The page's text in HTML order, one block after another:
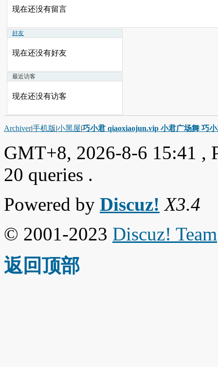
现在还没有留言
好友
现在还没有好友
最近访客
现在还没有访客
Archiver|手机版|小黑屋|巧小君 qiaoxiaojun.vip 小君广场舞 巧
GMT+8, 2026-8-6 15:41 ,
20 queries .
Powered by Discuz! X3.4
© 2001-2023 Discuz! Team
返回顶部